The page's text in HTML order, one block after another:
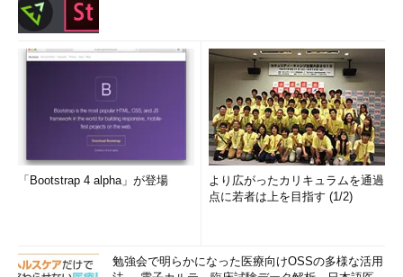
プの選択方法
「Tech TIPS」
「Bootstrap 4 alpha」が登場
より広がったカリキュラムを通過
点に若者は上を目指す (1/2)
勉強会で明らかになった医療向けOSSの多様な活用